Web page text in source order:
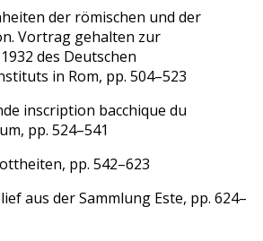
der römischen und der
Vortrag gehalten zur
des Deutschen
in Rom, pp. 504–523
inscription bacchique du
pp. 524–541
pp. 542–623
aus der Sammlung Este, pp. 624–